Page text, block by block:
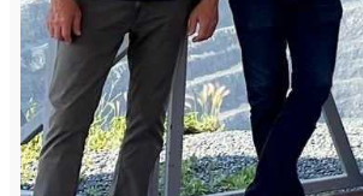
продукция, отгружаемая потребителям из
ТМК, – оксидоуглеродистые изделия для
футеровок ДСП и стальковшей (более
4000 тонн в год), а также периклазовые
порошки (около 2000 тонн в год).
В рамках визита гости посетили музей